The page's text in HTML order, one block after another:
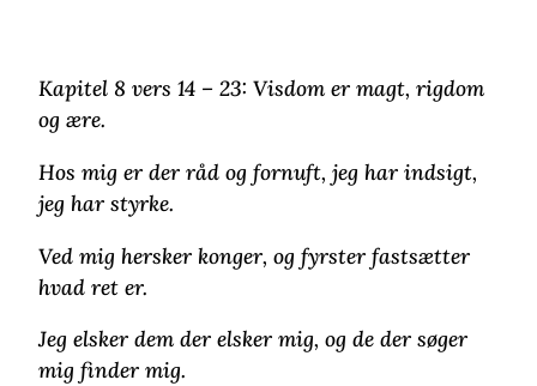
Kapitel 8 vers 14 – 23: Visdom er magt, rigdom
og ære.
Hos mig er der råd og fornuft, jeg har indsigt,
jeg har styrke.
Ved mig hersker konger, og fyrster fastsætter
hvad ret er.
Jeg elsker dem der elsker mig, og de der søger
mig finder mig.